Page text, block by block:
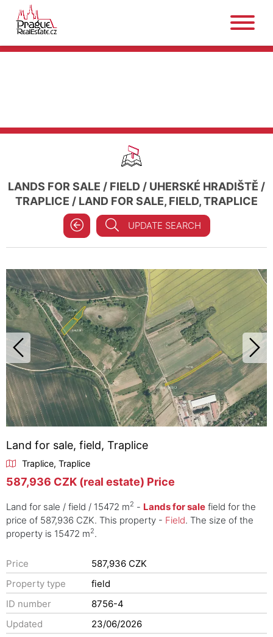
LANDS FOR SALE / FIELD / UHERSKÉ HRADIŠTĚ /
TRAPLICE / LAND FOR SALE, FIELD, TRAPLICE
UPDATE SEARCH
Land for sale, field, Traplice
Traplice, Traplice
587,936 CZK (real estate) Price
Land for sale / field / 15472 m2 - Lands for sale field for the
price of 587,936 CZK. This property - Field. The size of the
property is 15472 m2.
Price
587,936 CZK
Property type
field
ID number
8756-4
Updated
23/06/2026